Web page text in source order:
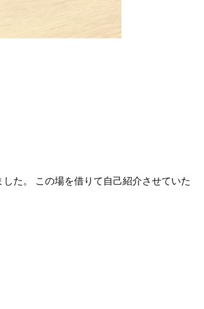
た。 この場を借りて自己紹介させていた